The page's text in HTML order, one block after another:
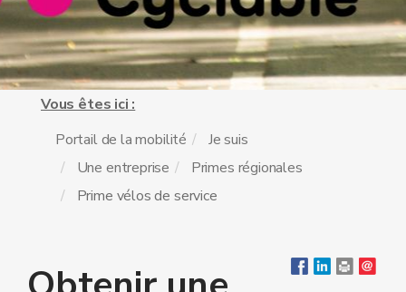
Vous êtes ici :
Portail de la mobilité
Je suis
Une entreprise
Primes régionales
Prime vélos de service